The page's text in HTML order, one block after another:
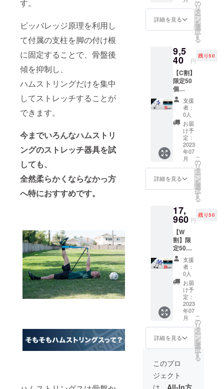
す。
ビッバレッジ原理を利用し
て付属の支柱を脚の付け根
に固定することで、骨盤後
傾を抑制し、
ハムストリングだけを集中
してストレッチすることが
できます。
今までいろんなハムストリ
ングのストレッチ器具を試
しても、
全然柔らかくならなかっ方
へ特におすすめです。
F
9,200円
（税・
送料込
般販売
予定価
格
11,225
円
→9,200
円
(2,025
円割
引）
【パッ
ケージ
内容】
・ハム
ストリ
ング キ
ング 1
デザイ
ン・仕
様は変
更にな
る可能
性もご
ざいま
す。ご
了承く
ださ
い。 ※
皆様の
ご支援
により
量産効
率が向
上した
売価格
予定価
格より
詳細を見る
の
リ
タ
ー
ン
を
選
択
す
る
9,5
40 円
残り50
【C割】
限定50
個
15％OF
F ハム
ストリ
ング キ
ング 1
限定50
名様
15％OF
F
9,540円
（税・
送料込
般販売
予定価
格
11,225
円
→9,540
円
(1,185
円割
引）
【パッ
ケージ
内容】
・ハム
ストリ
ング キ
ング 1
明書 ※
デザイ
ン・仕
様は変
支援
者：
0人
お届
け予
定：
2023
年07
月
詳細を見る
こ
の
リ
タ
ー
ン
を
選
択
す
る
17,
960 円
残り50
【W
割】限
定50個
20％OF
F ハム
ストリ
ング キ
ング 2
限定50
名様
20％OF
F
17,960
円
（税・
送料込
み） 一
般販売
予定価
支援
者：
0人
お届
け予
定：
2023
年07
月
詳細を見る
こ
の
リ
タ
ー
ン
を
選
択
す
る
このプロ
ジェクト
は、 All-In方